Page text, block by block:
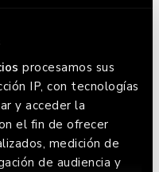
procesamos sus
IP, con tecnologías
y acceder la
el fin de ofrecer
medición de
de audiencia y